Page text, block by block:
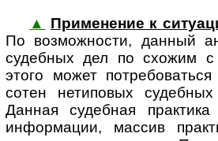
▲
Применение к
По воз­мож­нос­ти, данный
судебных дел по схожим с
этого может
сотен нетиповых
Данная судебная
информации, массив